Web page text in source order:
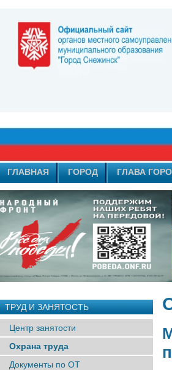
ГЛАВНАЯ ГОРОД ГЛАВА
ТРУД И ЗАНЯТОСТЬ
Центр занятости
Охрана труда
Документы по ОТ